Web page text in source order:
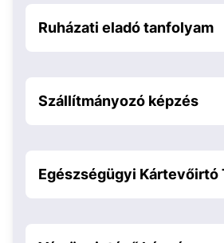
Ruházati eladó tanfolyam
Szállítmányozó képzés
Egészségügyi Kártevőirtó